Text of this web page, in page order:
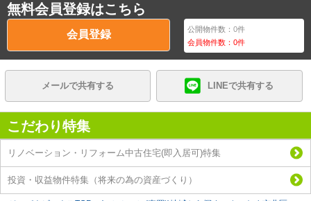
無料会員登録はこちら
会員登録 公開物件数：0件
会員物件数：0件
メールで共有する LINEで共有する
こだわり特集
リノベーション・リフォーム中古住宅(即入居可)特集
投資・収益物件特集（将来の為の資産づくり）